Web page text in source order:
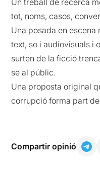
Un treball de recerca
tot, noms, casos,
Una posada en
text, so i audiovisuals i
surten de la ficció
se al públic.
Una proposta original
corrupció forma part de
Compartir opinió